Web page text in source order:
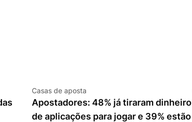
Casas de aposta
Apostadores: 48% já tiraram dinheiro
de aplicações para jogar e 39% estão